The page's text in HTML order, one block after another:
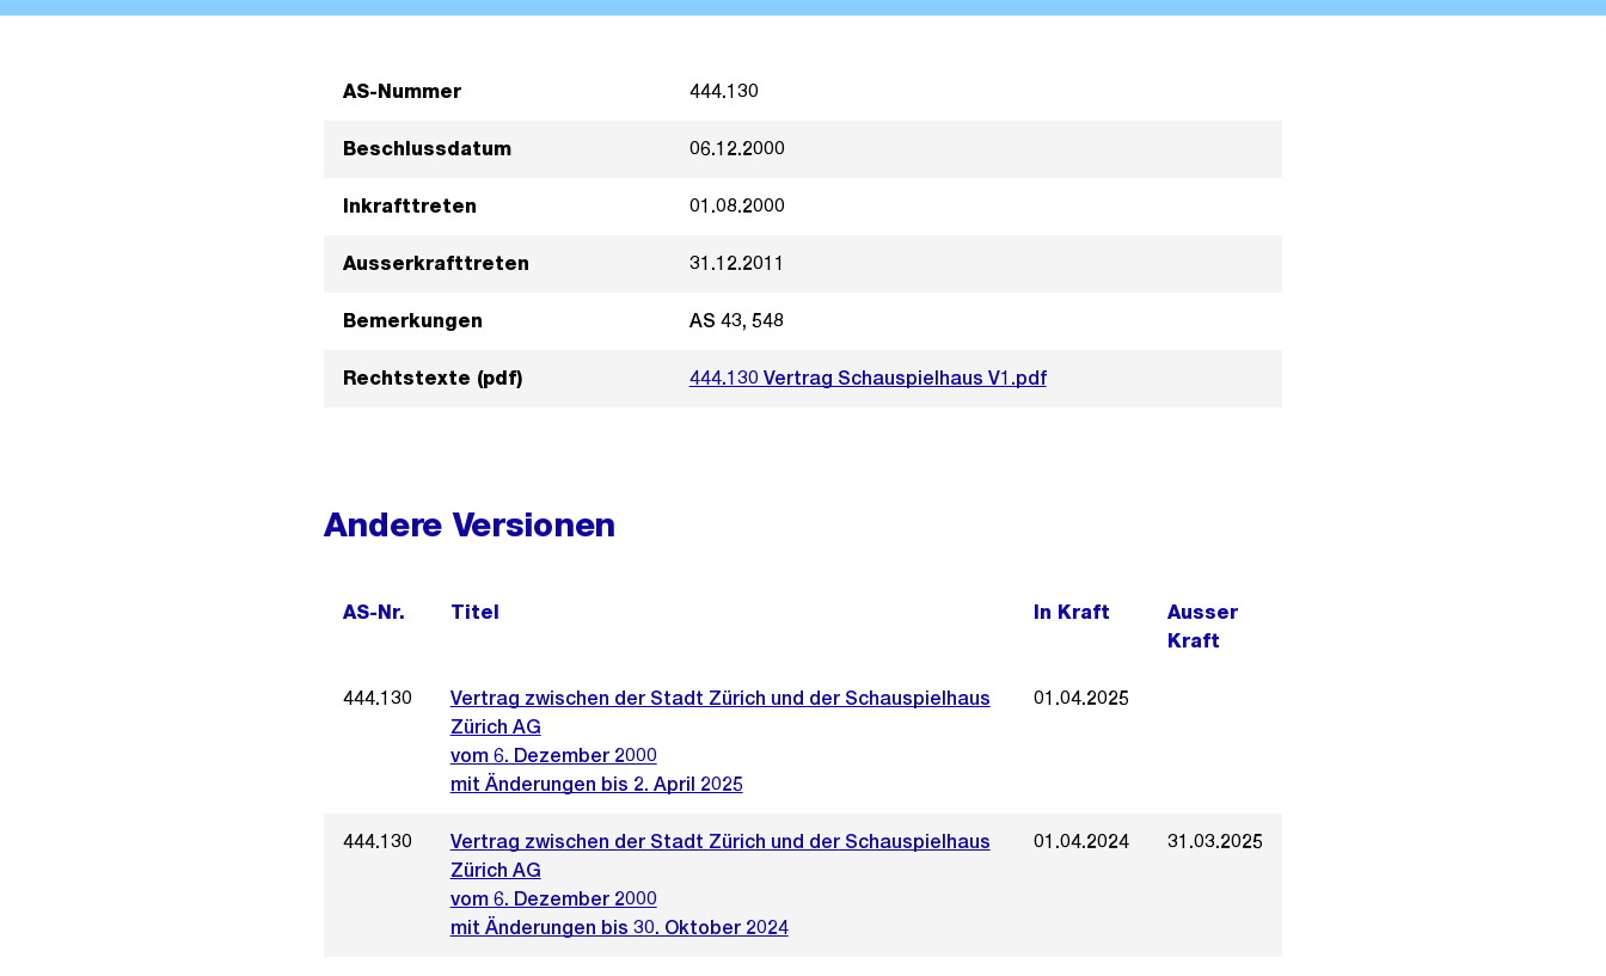
AS-Nummer 444.130
Beschlussdatum 06.12.2000
Inkrafttreten 01.08.2000
Ausserkrafttreten 31.12.2011
Bemerkungen AS 43, 548
Rechtstexte (pdf) 444.130 Vertrag Schauspielhaus V1.pdf
Andere Versionen
AS-Nr. Titel In Kraft
Ausser
Kraft
444.130
Vertrag zwischen der Stadt Zürich und der Schauspielhaus
Zürich AG
vom 6. Dezember 2000
mit Änderungen bis 2. April 2025
01.04.2025
444.130
Vertrag zwischen der Stadt Zürich und der Schauspielhaus
Zürich AG
vom 6. Dezember 2000
mit Änderungen bis 30. Oktober 2024
01.04.2024 31.03.2025